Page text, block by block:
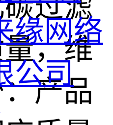
过滤
，维
产品
缘网络
公司